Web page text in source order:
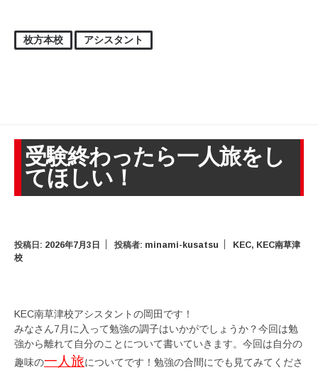
枚方本校 アシスタント
受験終わったら一人旅をし
てほしい！
投稿日: 2026年7月3日 投稿者: minami-kusatsu KEC, KEC南草津
校
KEC南草津校アシスタントの岡田です！
みなさん7月に入って勉強の調子はいかがでしょうか？今回は勉
強から離れて自分のことについて書いていきます。今回は自分の
趣味の一人旅についてです！勉強の合間にでも見てみてくださ